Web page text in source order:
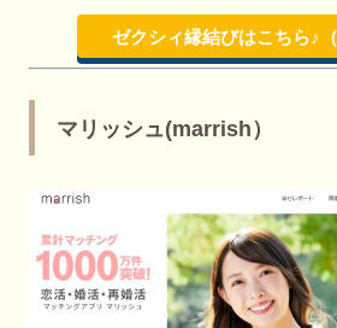
ゼクシィ縁結びはこちら♪（
マリッシュ(marrish）